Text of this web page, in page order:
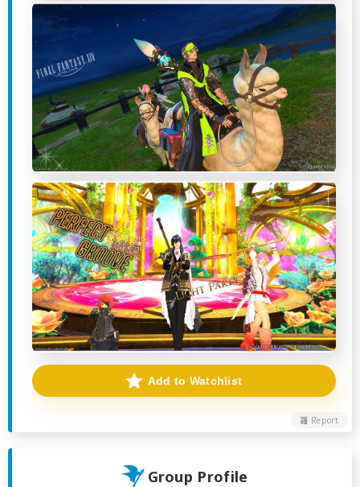
Report
Add to Watchlist
Group Profile